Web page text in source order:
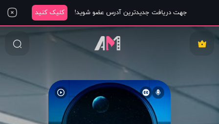
جهت دریافت جدیدترین آدرس عضو شوید! کلیک کنید